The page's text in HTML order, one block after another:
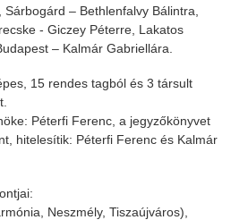
– Bethlenfalvy Bálintra,
- Giczey Péterre, Lakatos
– Kalmár Gabriellára.
15 rendes tagból és 3 társult
Péterfi Ferenc, a jegyzőkönyvet
hitelesítik: Péterfi Ferenc és Kalmár
Neszmély, Tiszaújváros),